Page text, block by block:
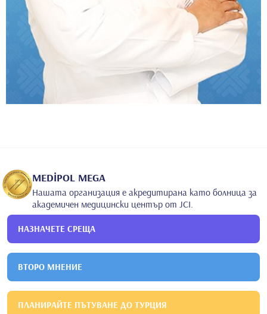
MEDİPOL MEGA
Нашата организация е акредитирана като болница за
академичен медицински център от JCI.
НАЗНАЧЕТЕ СРЕЩА
ВТОРО МНЕНИЕ
ПЛАНИРАЙТЕ ПЪТУВАНЕ ДО ТУРЦИЯ